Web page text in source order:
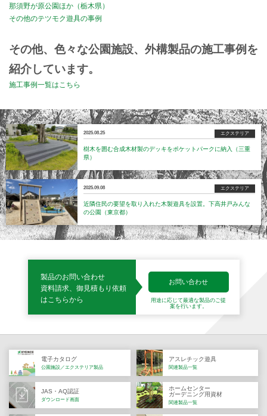
那須野が原公園ほか（栃木県）
その他のテツモク遊具の事例
その他、色々な公園施設、外構製品の施工事例を
紹介しています。
施工事例一覧はこちら
2025.08.25 エクステリア
樹木を囲む合成木材製のデッキをポケットパークに納入（三重
県）
2025.09.08 エクステリア
近隣住民の要望を取り入れた木製遊具を設置。下高井戸みんな
の公園（東京都）
製品のお問い合わせ
資料請求、御見積もり依頼
はこちらから
お問い合わせ
用途に応じて最適な製品のご提
案を行います。
電子カタログ
公園施設／エクステリア製品
アスレチック遊具
関連製品一覧
JAS・AQ認証
ダウンロード画面
ホームセンター
ガーデニング用資材
関連製品一覧